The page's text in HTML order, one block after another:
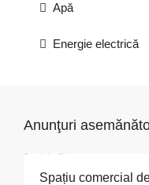
Apă
Energie electrică
Anunţuri